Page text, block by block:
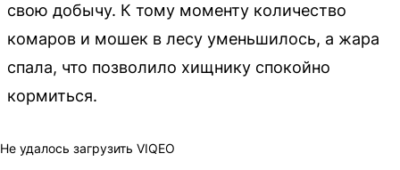
свою добычу. К тому моменту количество
комаров и мошек в лесу уменьшилось, а жара
спала, что позволило хищнику спокойно
кормиться.
Не удалось загрузить VIQEO